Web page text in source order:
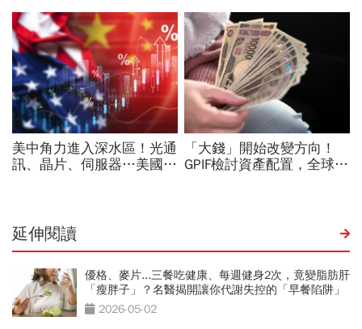
延伸閱讀
優格、麥片...三餐吃健康、每週健身2次，竟變脂肪肝
「瘦胖子」？名醫揭開讓你代謝失控的「早餐陷阱」
2026-05-02